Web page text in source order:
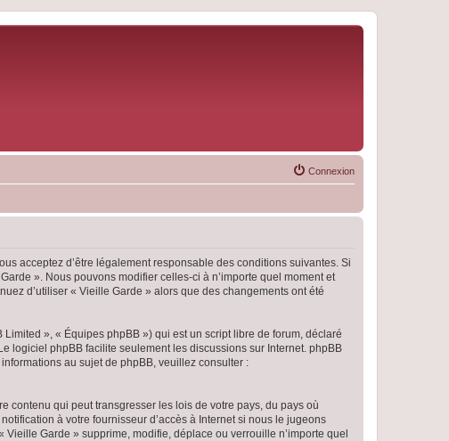
Connexion
acceptez d’être légalement responsable des conditions suivantes. Si
». Nous pouvons modifier celles-ci à n’importe quel moment et
d’utiliser « Vieille Garde » alors que des changements ont été
», « Équipes phpBB ») qui est un script libre de forum, déclaré
logiciel phpBB facilite seulement les discussions sur Internet. phpBB
au sujet de phpBB, veuillez consulter :
contenu qui peut transgresser les lois de votre pays, du pays où
à votre fournisseur d’accès à Internet si nous le jugeons
Garde » supprime, modifie, déplace ou verrouille n’importe quel